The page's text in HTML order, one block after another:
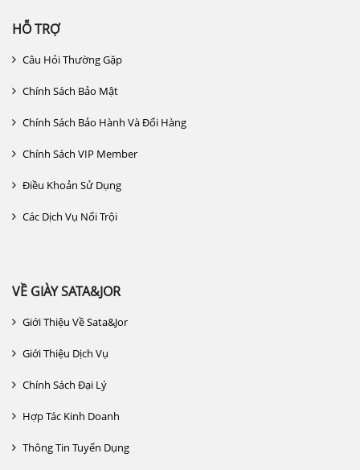
HỖ TRỢ
Câu Hỏi Thường Gặp
Chính Sách Bảo Mật
Chính Sách Bảo Hành Và Đổi Hàng
Chính Sách VIP Member
Điều Khoản Sử Dụng
Các Dịch Vụ Nổi Trội
VỀ GIÀY SATA&JOR
Giới Thiệu Về Sata&jor
Giới Thiệu Dịch Vụ
Chính Sách Đại Lý
Hợp Tác Kinh Doanh
Thông Tin Tuyển Dụng